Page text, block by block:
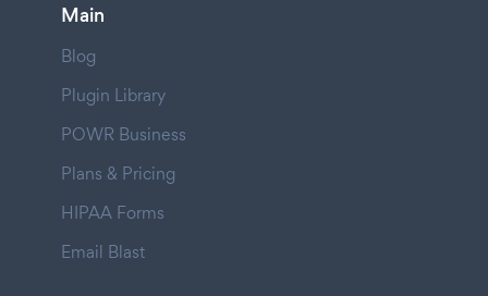
Main
Blog
Plugin Library
POWR Business
Plans & Pricing
HIPAA Forms
Email Blast